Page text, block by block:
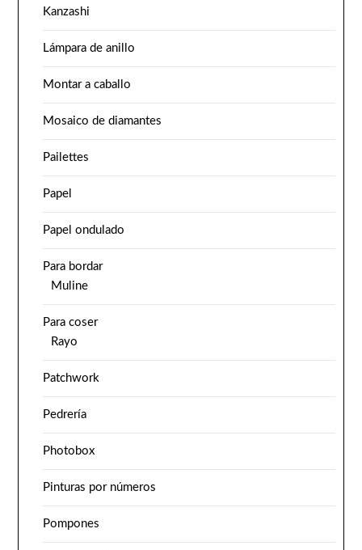
Kanzashi
Lámpara de anillo
Montar a caballo
Mosaico de diamantes
Pailettes
Papel
Papel ondulado
Para bordar
Muline
Para coser
Rayo
Patchwork
Pedrería
Photobox
Pinturas por números
Pompones